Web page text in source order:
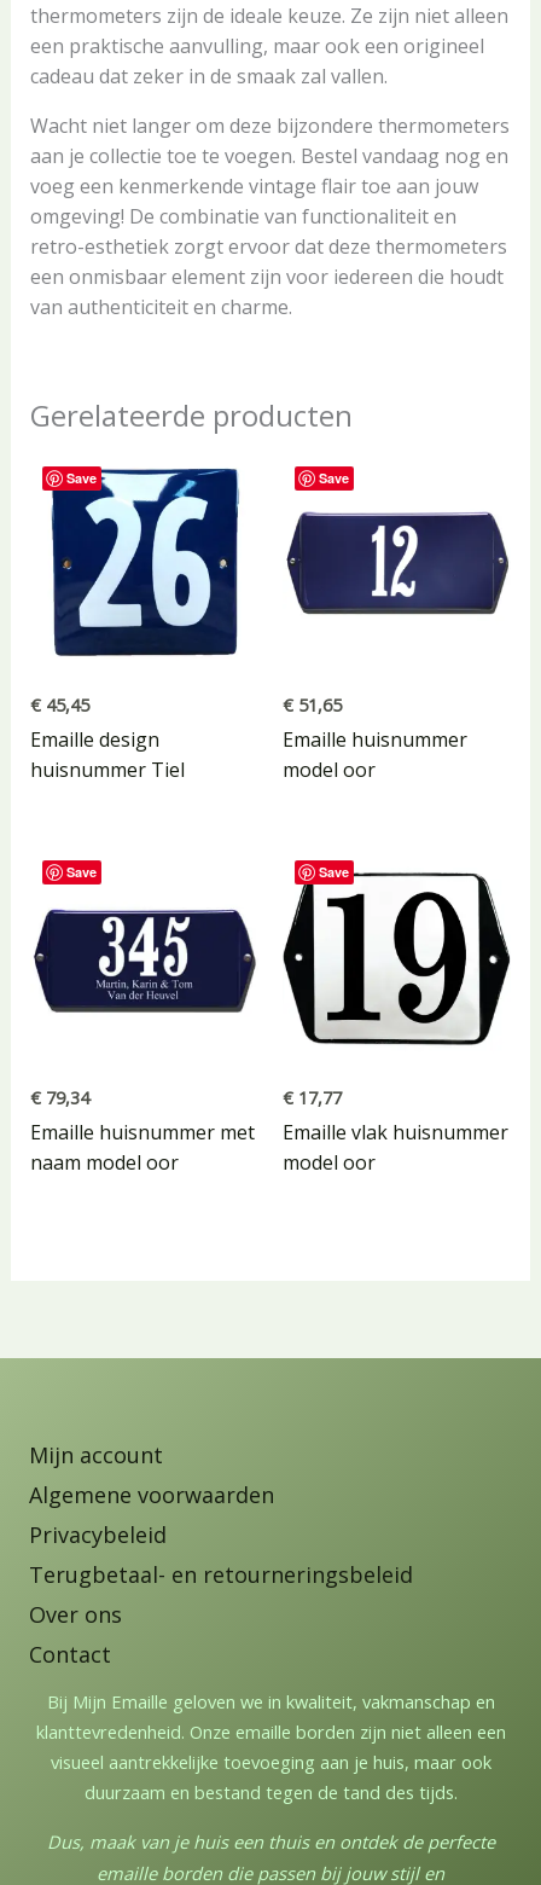
thermometers zijn de ideale keuze. Ze zijn niet alleen
een praktische aanvulling, maar ook een origineel
cadeau dat zeker in de smaak zal vallen.
Wacht niet langer om deze bijzondere thermometers
aan je collectie toe te voegen. Bestel vandaag nog en
voeg een kenmerkende vintage flair toe aan jouw
omgeving! De combinatie van functionaliteit en
retro-esthetiek zorgt ervoor dat deze thermometers
een onmisbaar element zijn voor iedereen die houdt
van authenticiteit en charme.
Gerelateerde producten
Save
€45,45
Emaille design
huisnummer Tiel
Save
€ 51,65
Emaille huisnummer
model oor
Save
€79,34
Emaille huisnummer met
naam model oor
Save
€ 17,77
Emaille vlak huisnummer
model oor
Mijn account
Algemene voorwaarden
Privacybeleid
Terugbetaal- en retourneringsbeleid
Over ons
Contact
Bij Mijn Emaille geloven we in kwaliteit, vakmanschap en
klanttevredenheid. Onze emaille borden zijn niet alleen een
visueel aantrekkelijke toevoeging aan je huis, maar ook
duurzaam en bestand tegen de tand des tijds.
Dus, maak van je huis een thuis en ontdek de perfecte
emaille borden die passen bij jouw stijl en